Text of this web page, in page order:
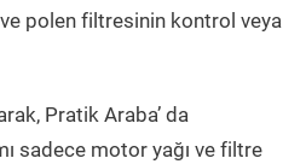
polen filtresinin kontrol veya
Pratik Araba’ da
sadece motor yağı ve filtre